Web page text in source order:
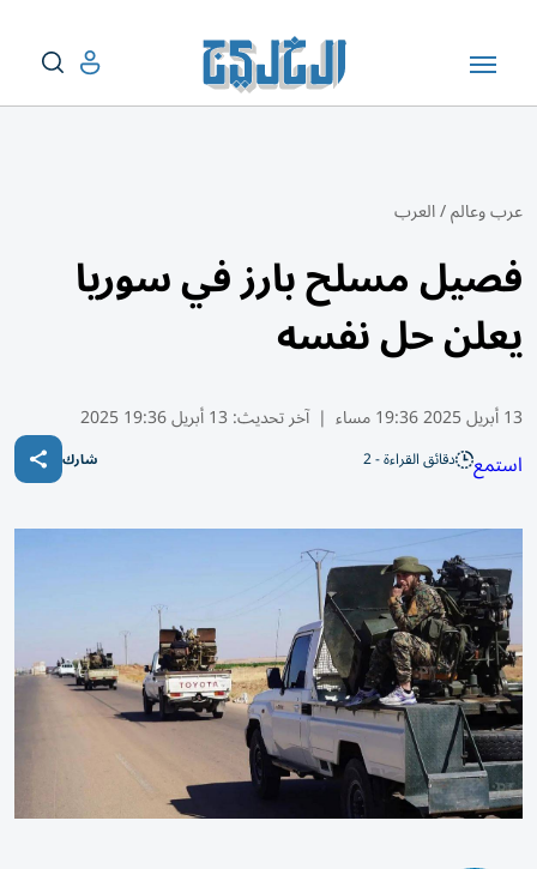
عرب وعالم/العرب
فصيل مسلح بارز في سوريا
يعلن حل نفسه
13 أبريل 2025 19:36 مساء | آخر تحديث: 13 أبريل 19:36 2025
استمع دقائق القراءة - 2 شارك